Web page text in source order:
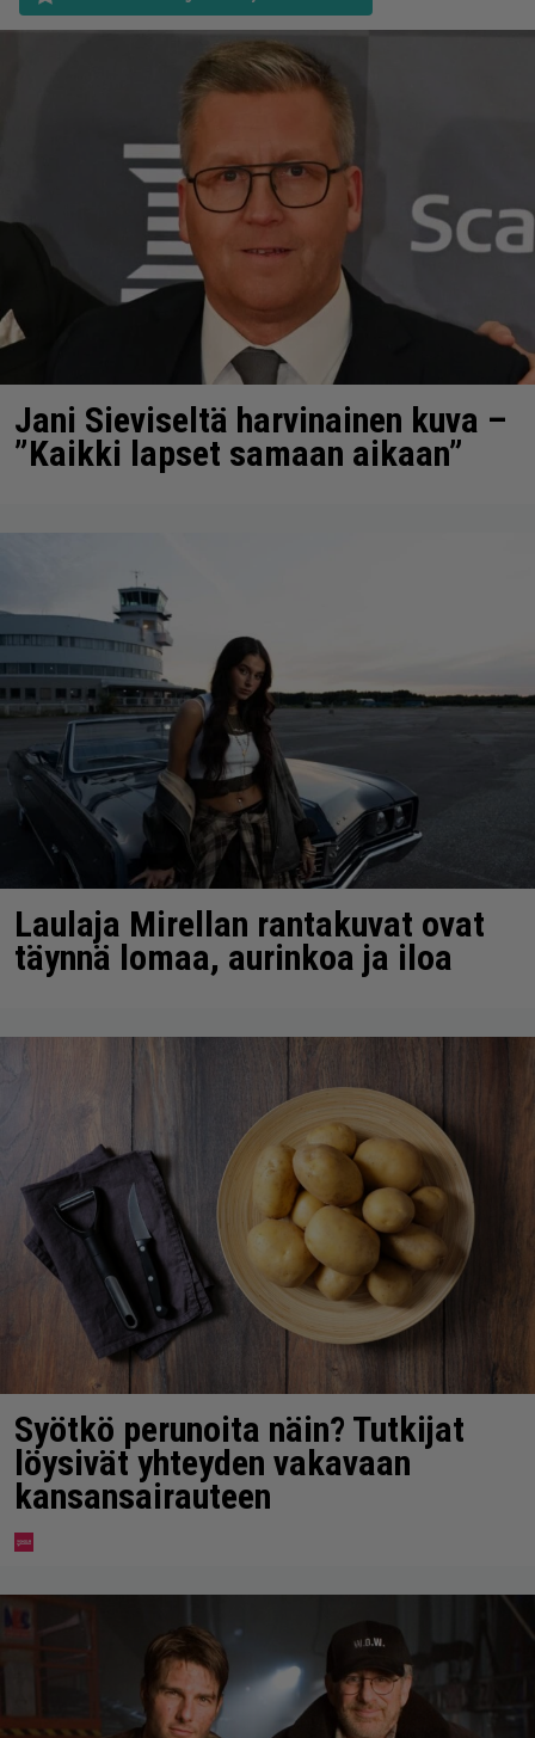
Jani Sieviseltä harvinainen kuva –
”Kaikki lapset samaan aikaan”
Laulaja Mirellan rantakuvat ovat
täynnä lomaa, aurinkoa ja iloa
Syötkö perunoita näin? Tutkijat
löysivät yhteyden vakavaan
kansansairauteen